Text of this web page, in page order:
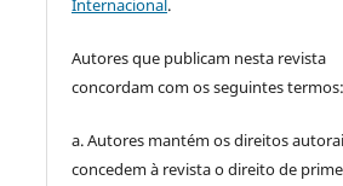
Internacional.
Autores que publicam nesta revista
concordam com os seguintes termos:
a. Autores mantém os direitos
concedem à revista o direito de